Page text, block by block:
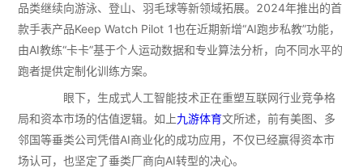
品类继续向游泳、登山、羽毛球等新领域拓展。2024年推出的首
款手表产品Keep Watch Pilot 1也在近期新增“AI跑步私教”功能，
由AI教练“卡卡”基于个人运动数据和专业算法分析，向不同水平的
跑者提供定制化训练方案。
眼下，生成式人工智能技术正在重塑互联网行业竞争格
局和资本市场的估值逻辑。如上九游体育文所述，前有美图、多
邻国等垂类公司凭借AI商业化的成功应用，不仅已经赢得资本市
场认可，也坚定了垂类厂商向AI转型的决心。